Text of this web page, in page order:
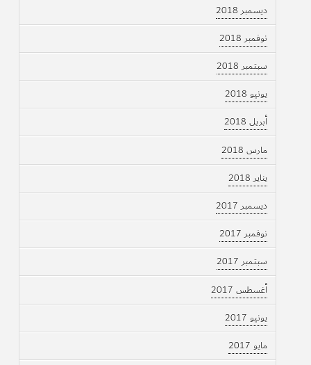
ديسمبر 2018
نوفمبر 2018
سبتمبر 2018
يونيو 2018
أبريل 2018
مارس 2018
يناير 2018
ديسمبر 2017
نوفمبر 2017
سبتمبر 2017
أغسطس 2017
يونيو 2017
مايو 2017